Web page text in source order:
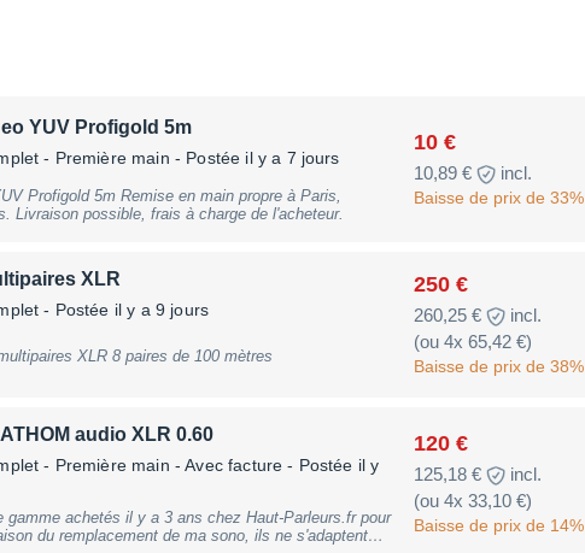
YUV Profigold 5m
- Première main - Postée il y a 7 jours
10 €
10,89 € incl.
Baisse de prix de 33%
Profigold 5m Remise en main propre à Paris,
Livraison possible, frais à charge de l'acheteur.
XLR
- Postée il y a 9 jours
250 €
260,25 €
incl.
(ou 4x 65,42 €)
Baisse de prix de 38%
XLR 8 paires de 100 mètres
audio XLR 0.60
- Première main - Avec facture - Postée il y
120 €
125,18 €
incl.
(ou 4x 33,10 €)
Baisse de prix de 14%
gamme achetés il y a 3 ans chez Haut-Parleurs.fr pour
du remplacement de ma sono, ils ne s'adaptent